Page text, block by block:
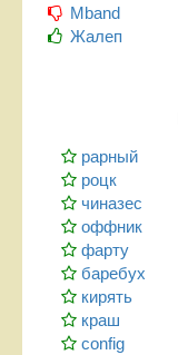
Mband
Жалеп
рарный
роцк
чиназес
оффник
фарту
баребух
кирять
краш
config